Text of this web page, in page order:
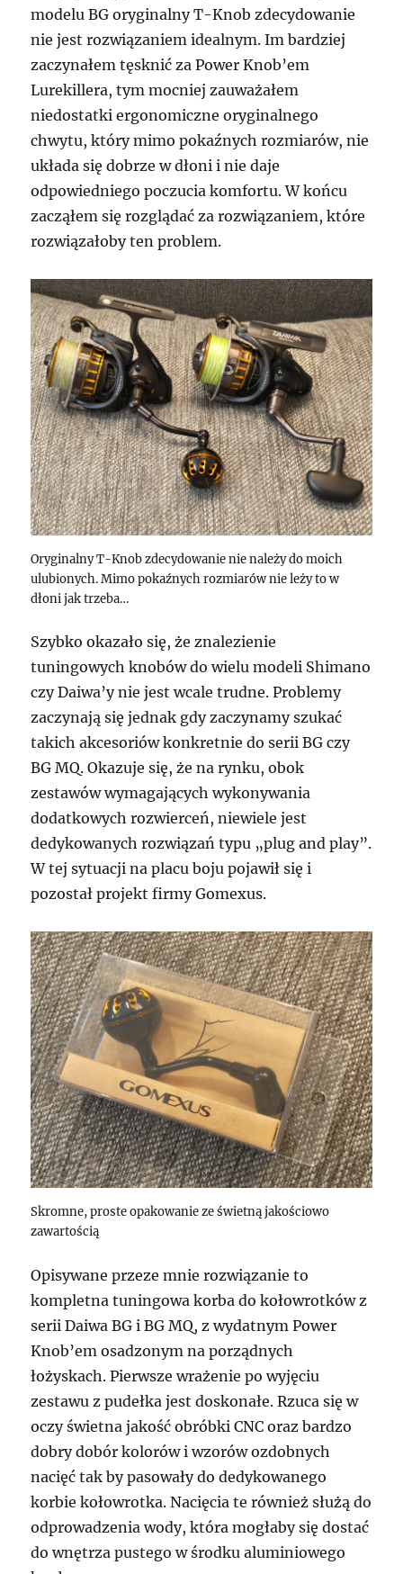
modelu BG oryginalny T-Knob zdecydowanie
nie jest rozwiązaniem idealnym. Im bardziej
zaczynałem tęsknić za Power Knob’em
Lurekillera, tym mocniej zauważałem
niedostatki ergonomiczne oryginalnego
chwytu, który mimo pokaźnych rozmiarów, nie
układa się dobrze w dłoni i nie daje
odpowiedniego poczucia komfortu. W końcu
zacząłem się rozglądać za rozwiązaniem, które
rozwiązałoby ten problem.
Oryginalny T-Knob zdecydowanie nie należy do moich
ulubionych. Mimo pokaźnych rozmiarów nie leży to w
dłoni jak trzeba…
Szybko okazało się, że znalezienie
tuningowych knobów do wielu modeli Shimano
czy Daiwa’y nie jest wcale trudne. Problemy
zaczynają się jednak gdy zaczynamy szukać
takich akcesoriów konkretnie do serii BG czy
BG MQ. Okazuje się, że na rynku, obok
zestawów wymagających wykonywania
dodatkowych rozwierceń, niewiele jest
dedykowanych rozwiązań typu „plug and play”.
W tej sytuacji na placu boju pojawił się i
pozostał projekt firmy Gomexus.
Skromne, proste opakowanie ze świetną jakościowo
zawartością
Opisywane przeze mnie rozwiązanie to
kompletna tuningowa korba do kołowrotków z
serii Daiwa BG i BG MQ, z wydatnym Power
Knob’em osadzonym na porządnych
łożyskach. Pierwsze wrażenie po wyjęciu
zestawu z pudełka jest doskonałe. Rzuca się w
oczy świetna jakość obróbki CNC oraz bardzo
dobry dobór kolorów i wzorów ozdobnych
nacięć tak by pasowały do dedykowanego
korbie kołowrotka. Nacięcia te również służą do
odprowadzenia wody, która mogłaby się dostać
do wnętrza pustego w środku aluminiowego